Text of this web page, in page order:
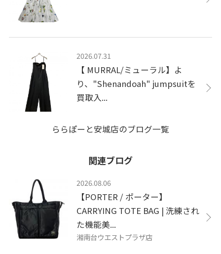
2026.07.31
【 MURRAL/ミューラル】よ
り、"Shenandoah" jumpsuitを
買取入...
ららぽーと安城店のブログ一覧
関連ブログ
2026.08.06
【PORTER / ポーター】
CARRYING TOTE BAG | 洗練され
た機能美...
湘南台ウエストプラザ店